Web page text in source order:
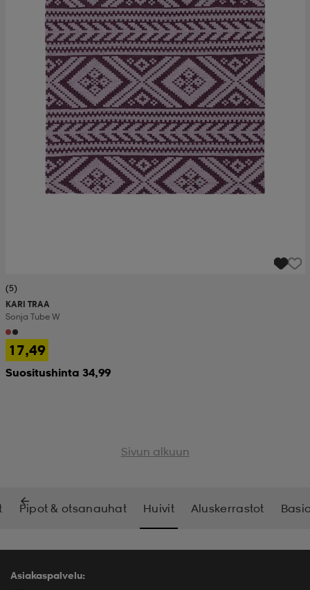
(5)
KARI TRAA
Sonja Tube W
17,49
Suositushinta 34,99
Sivun alkuun
Pipot & otsanauhat Huivit Aluskerrastot
Asiakaspalvelu: